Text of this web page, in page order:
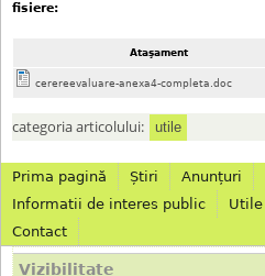
fisiere:
Ataşament
cerereevaluare-anexa4-completa.doc
categoria articolului: utile
M
e
Prima pagină Știri Anunțuri
Informatii de interes public
Utile
Contact
Vizibilitate